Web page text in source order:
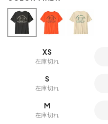
XS
在庫切れ
S
在庫切れ
M
在庫切れ